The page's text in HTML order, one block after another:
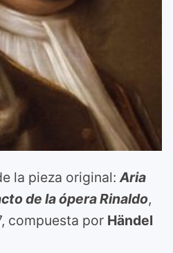
la pieza original:Aria
de la ópera Rinaldo,
compuesta por Händel